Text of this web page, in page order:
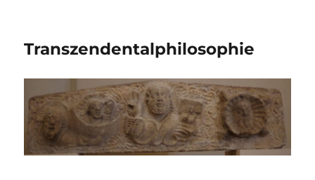
Transzendentalphilosophie